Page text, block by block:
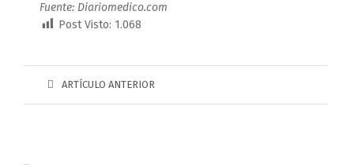
Fuente: Diariomedico.com
Post Visto: 1.068
ARTÍCULO ANTERIOR